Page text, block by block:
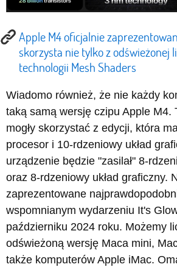
Apple M4 oficjalnie
skorzysta nie tylko z odświeżonej
technologii Mesh Shaders
Wiadomo również, że nie każdy
taką samą wersję czipu Apple M4.
mogły skorzystać z edycji, która
procesor i 10-rdzeniowy układ
urządzenie będzie "zasilał" 8-
oraz 8-rdzeniowy układ graficzny.
zaprezentowane
wspomnianym wydarzeniu It's
październiku 2024 roku. Możemy
odświeżoną wersję Maca mini,
także komputerów Apple iMac.